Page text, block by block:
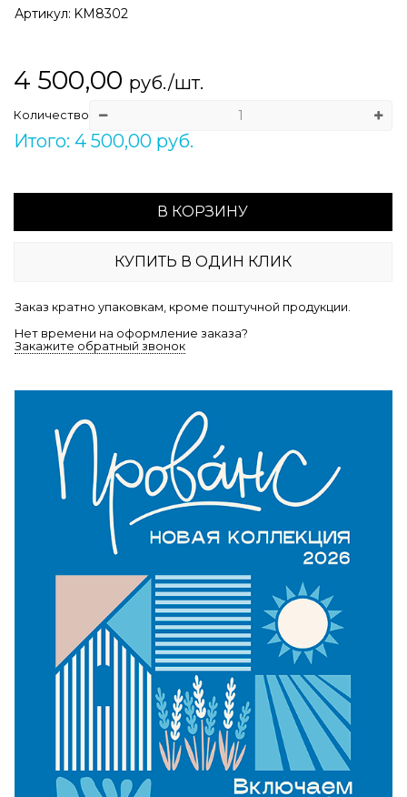
Артикул: KM8302
4 500,00 руб./шт.
Количество
Итого: 4 500,00 руб.
В КОРЗИНУ
КУПИТЬ В ОДИН КЛИК
Заказ кратно упаковкам, кроме поштучной продукции.
Нет времени на оформление заказа?
Закажите обратный звонок